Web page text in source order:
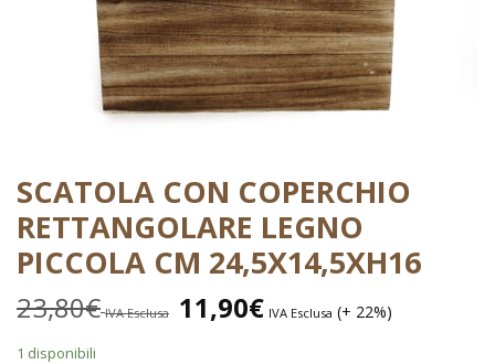
SCATOLA CON COPERCHIO
RETTANGOLARE LEGNO
PICCOLA CM 24,5X14,5XH16
23,80€ IVA Esclusa 11,90€ IVA Esclusa (+ 22%)
1 disponibili